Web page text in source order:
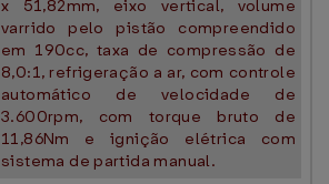
x 51,82mm, eixo vertical, volume
varrido pelo pistão compreendido
em 190cc, taxa de compressão de
8,0:1, refrigeração a ar, com controle
automático de velocidade de
3.600rpm, com torque bruto de
11,86Nm e ignição elétrica com
sistema de partida manual.